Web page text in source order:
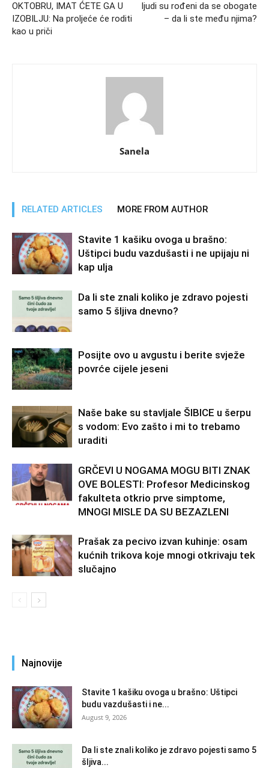
OKTOBRU, IMAT ĆETE GA U
IZOBILJU: Na proljeće će roditi
kao u priči
ljudi su rođeni da se obogate
– da li ste među njima?
Sanela
RELATED ARTICLES MORE FROM AUTHOR
Stavite 1 kašiku ovoga u brašno:
Uštipci budu vazdušasti i ne upijaju ni
kap ulja
Da li ste znali koliko je zdravo pojesti
samo 5 šljiva dnevno?
Posijte ovo u avgustu i berite svježe
povrće cijele jeseni
Naše bake su stavljale ŠIBICE u šerpu
s vodom: Evo zašto i mi to trebamo
uraditi
GRČEVI U NOGAMA MOGU BITI ZNAK
OVE BOLESTI: Profesor Medicinskog
fakulteta otkrio prve simptome,
MNOGI MISLE DA SU BEZAZLENI
Prašak za pecivo izvan kuhinje: osam
kućnih trikova koje mnogi otkrivaju tek
slučajno
Najnovije
Stavite 1 kašiku ovoga u brašno: Uštipci
budu vazdušasti i ne...
August 9, 2026
Da li ste znali koliko je zdravo pojesti samo 5
šljiva...